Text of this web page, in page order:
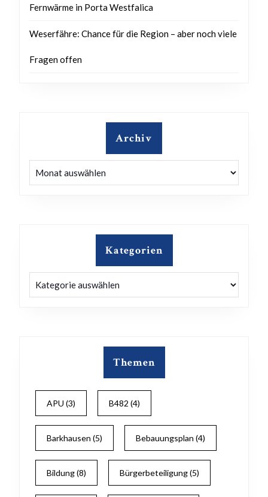
Fernwärme in Porta Westfalica
Weserfähre: Chance für die Region – aber noch viele
Fragen offen
Archiv
Kategorien
Themen
APU (3) B482 (4)
Barkhausen (5) Bebauungsplan (4)
Bildung(8) Bürgerbeteiligung(5)